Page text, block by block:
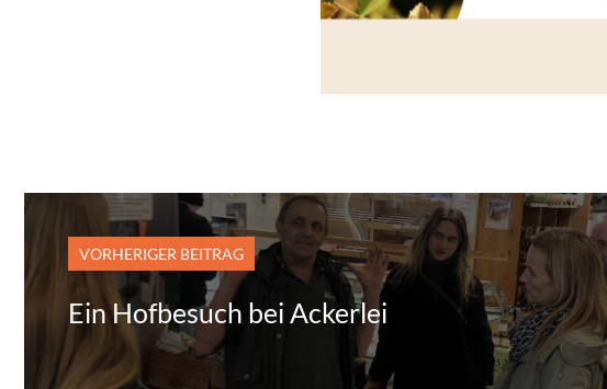
VORHERIGER BEITRAG
Ein Hofbesuch bei Ackerlei